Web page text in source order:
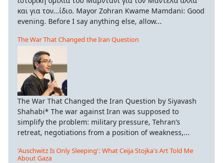
και για τον...ίδιο. Mayor Zohran Kwame Mamdani: Good
evening. Before I say anything else, allow...
The War That Changed the Iran Question
The War That Changed the Iran Question by Siyavash
Shahabi* The war against Iran was supposed to
simplify the problem: military pressure, Tehran’s
retreat, negotiations from a position of weakness,...
'Auschwitz Is Only Sleeping': What Ceija Stojka's Art Told Me
About Gaza